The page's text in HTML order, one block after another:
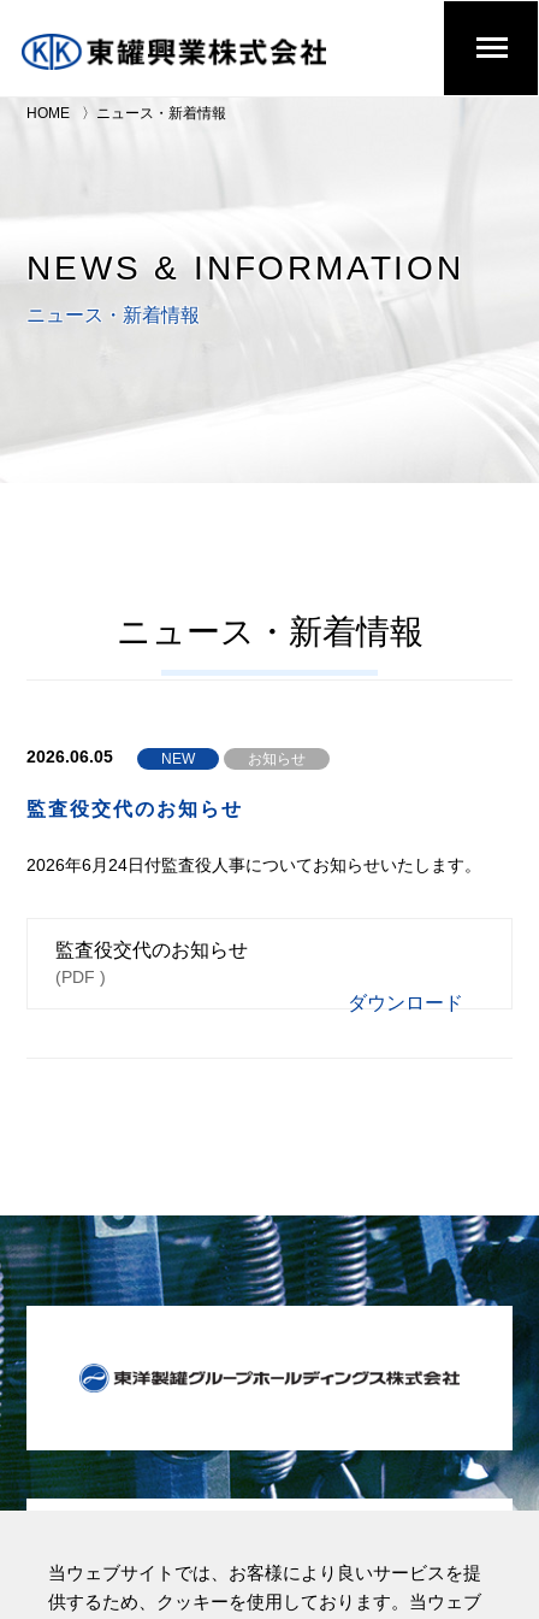
HOME ニュース・新着情報
NEWS & INFORMATION
ニュース・新着情報
ニュース・新着情報
2026.06.05 NEW お知らせ
監査役交代のお知らせ
2026年6月24日付監査役人事についてお知らせいたします。
監査役交代のお知らせ
(PDF )
当ウェブサイトでは、お客様により良いサービスを提
供するため、クッキーを使用しております。当ウェブ